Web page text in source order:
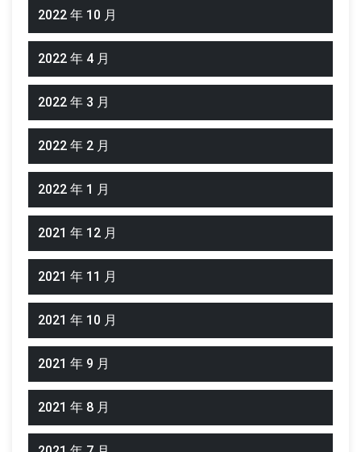
2022 年 10 月
2022 年 4 月
2022 年 3 月
2022 年 2 月
2022 年 1 月
2021 年 12 月
2021 年 11 月
2021 年 10 月
2021 年 9 月
2021 年 8 月